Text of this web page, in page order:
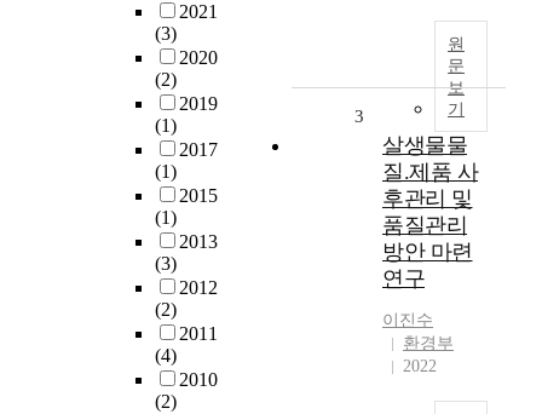
2021
(3)
2020
(2)
2019
(1)
2017
(1)
2015
(1)
2013
(3)
2012
(2)
2011
(4)
2010
(2)
원
문
보
기
3
살생물물
질.제품 사
후관리 및
품질관리
방안 마련
연구
이진수
환경부
2022